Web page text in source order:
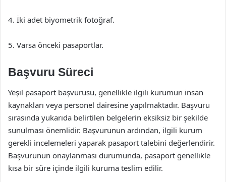
4. İki adet biyometrik fotoğraf.
5. Varsa önceki pasaportlar.
Başvuru Süreci
Yeşil pasaport başvurusu, genellikle ilgili kurumun insan
kaynakları veya personel dairesine yapılmaktadır. Başvuru
sırasında yukarıda belirtilen belgelerin eksiksiz bir şekilde
sunulması önemlidir. Başvurunun ardından, ilgili kurum
gerekli incelemeleri yaparak pasaport talebini değerlendirir.
Başvurunun onaylanması durumunda, pasaport genellikle
kısa bir süre içinde ilgili kuruma teslim edilir.